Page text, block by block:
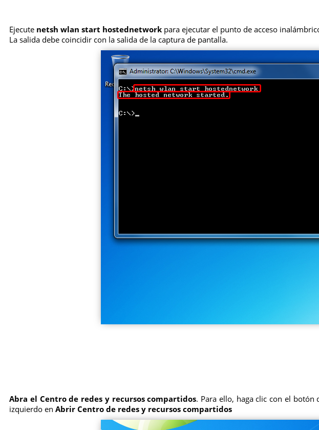
Ejecute netsh wlan start hostednetwork para ejecutar el punto de acceso
La salida debe coincidir con la salida de la captura de pantalla.
Abra el Centro de redes y recursos compartidos. Para ello, haga clic con el
izquierdo enAbrir Centro de redes y recursos compartidos